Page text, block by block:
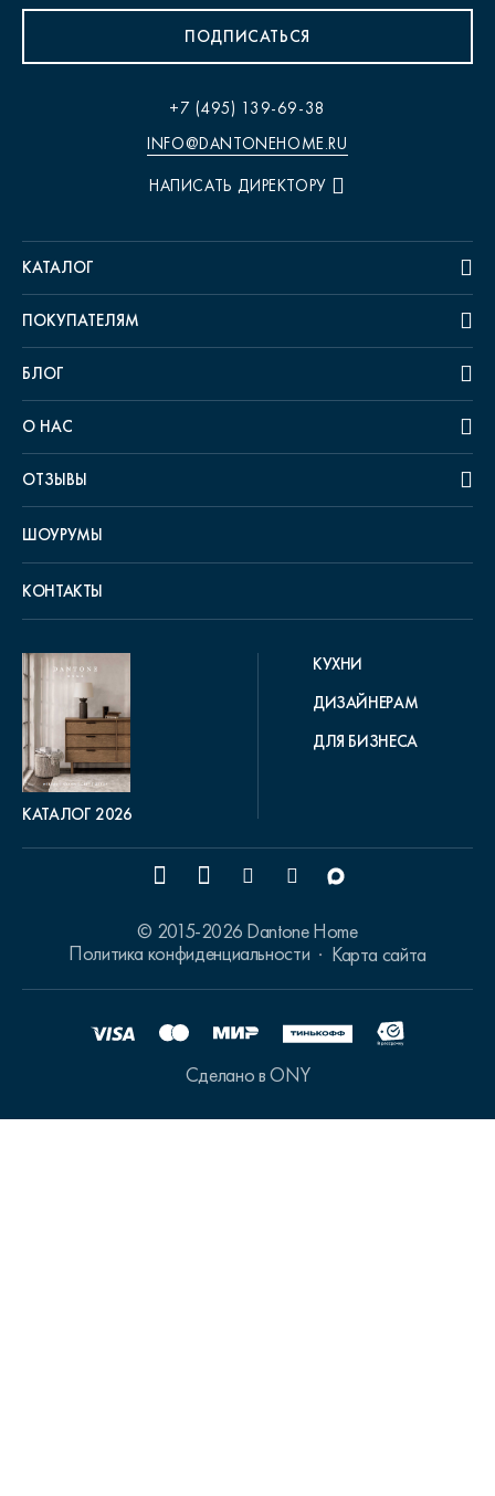
ПОДПИСАТЬСЯ
+7 (495) 139-69-38
INFO@DANTONEHOME.RU
НАПИСАТЬ ДИРЕКТОРУ
КАТАЛОГ
ПОКУПАТЕЛЯМ
БЛОГ
О НАС
ОТЗЫВЫ
ШОУРУМЫ
КОНТАКТЫ
КАТАЛОГ 2026
КУХНИ
ДИЗАЙНЕРАМ
ДЛЯ БИЗНЕСА
© 2015-2026 Dantone Home
Политика конфиденциальности
Карта сайта
Сделано в ONY